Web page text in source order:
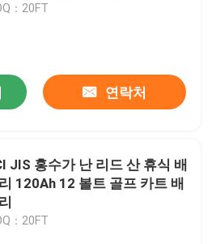
：20FT
연락처
JIS 홍수가 난 리드 산 휴식 배
120Ah 12 볼트 골프 카트 배
：20FT